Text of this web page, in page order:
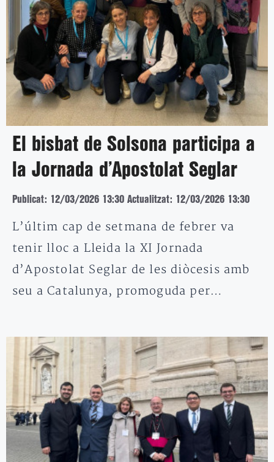
El bisbat de Solsona participa a
la Jornada d’Apostolat Seglar
Publicat: 12/03/2026 13:30 Actualitzat: 12/03/2026 13:30
L’últim cap de setmana de febrer va
tenir lloc a Lleida la XI Jornada
d’Apostolat Seglar de les diòcesis amb
seu a Catalunya, promoguda per…